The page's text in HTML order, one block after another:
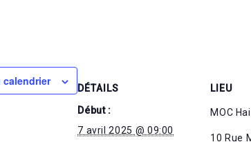
calendrier
DÉTAILS
Début :
7 avril 2025 @ 09:00
LIEU
MOC
10 Rue